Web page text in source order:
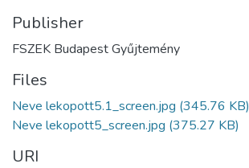
Publisher
FSZEK Budapest Gyűjtemény
Files
Neve lekopott5.1_screen.jpg (345.76 KB)
Neve lekopott5_screen.jpg (375.27 KB)
URI